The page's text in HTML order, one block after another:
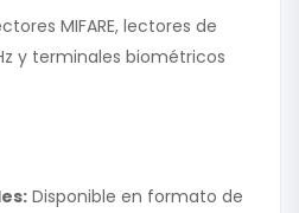
MIFARE, lectores de
y terminales biométricos
Disponible en formato de